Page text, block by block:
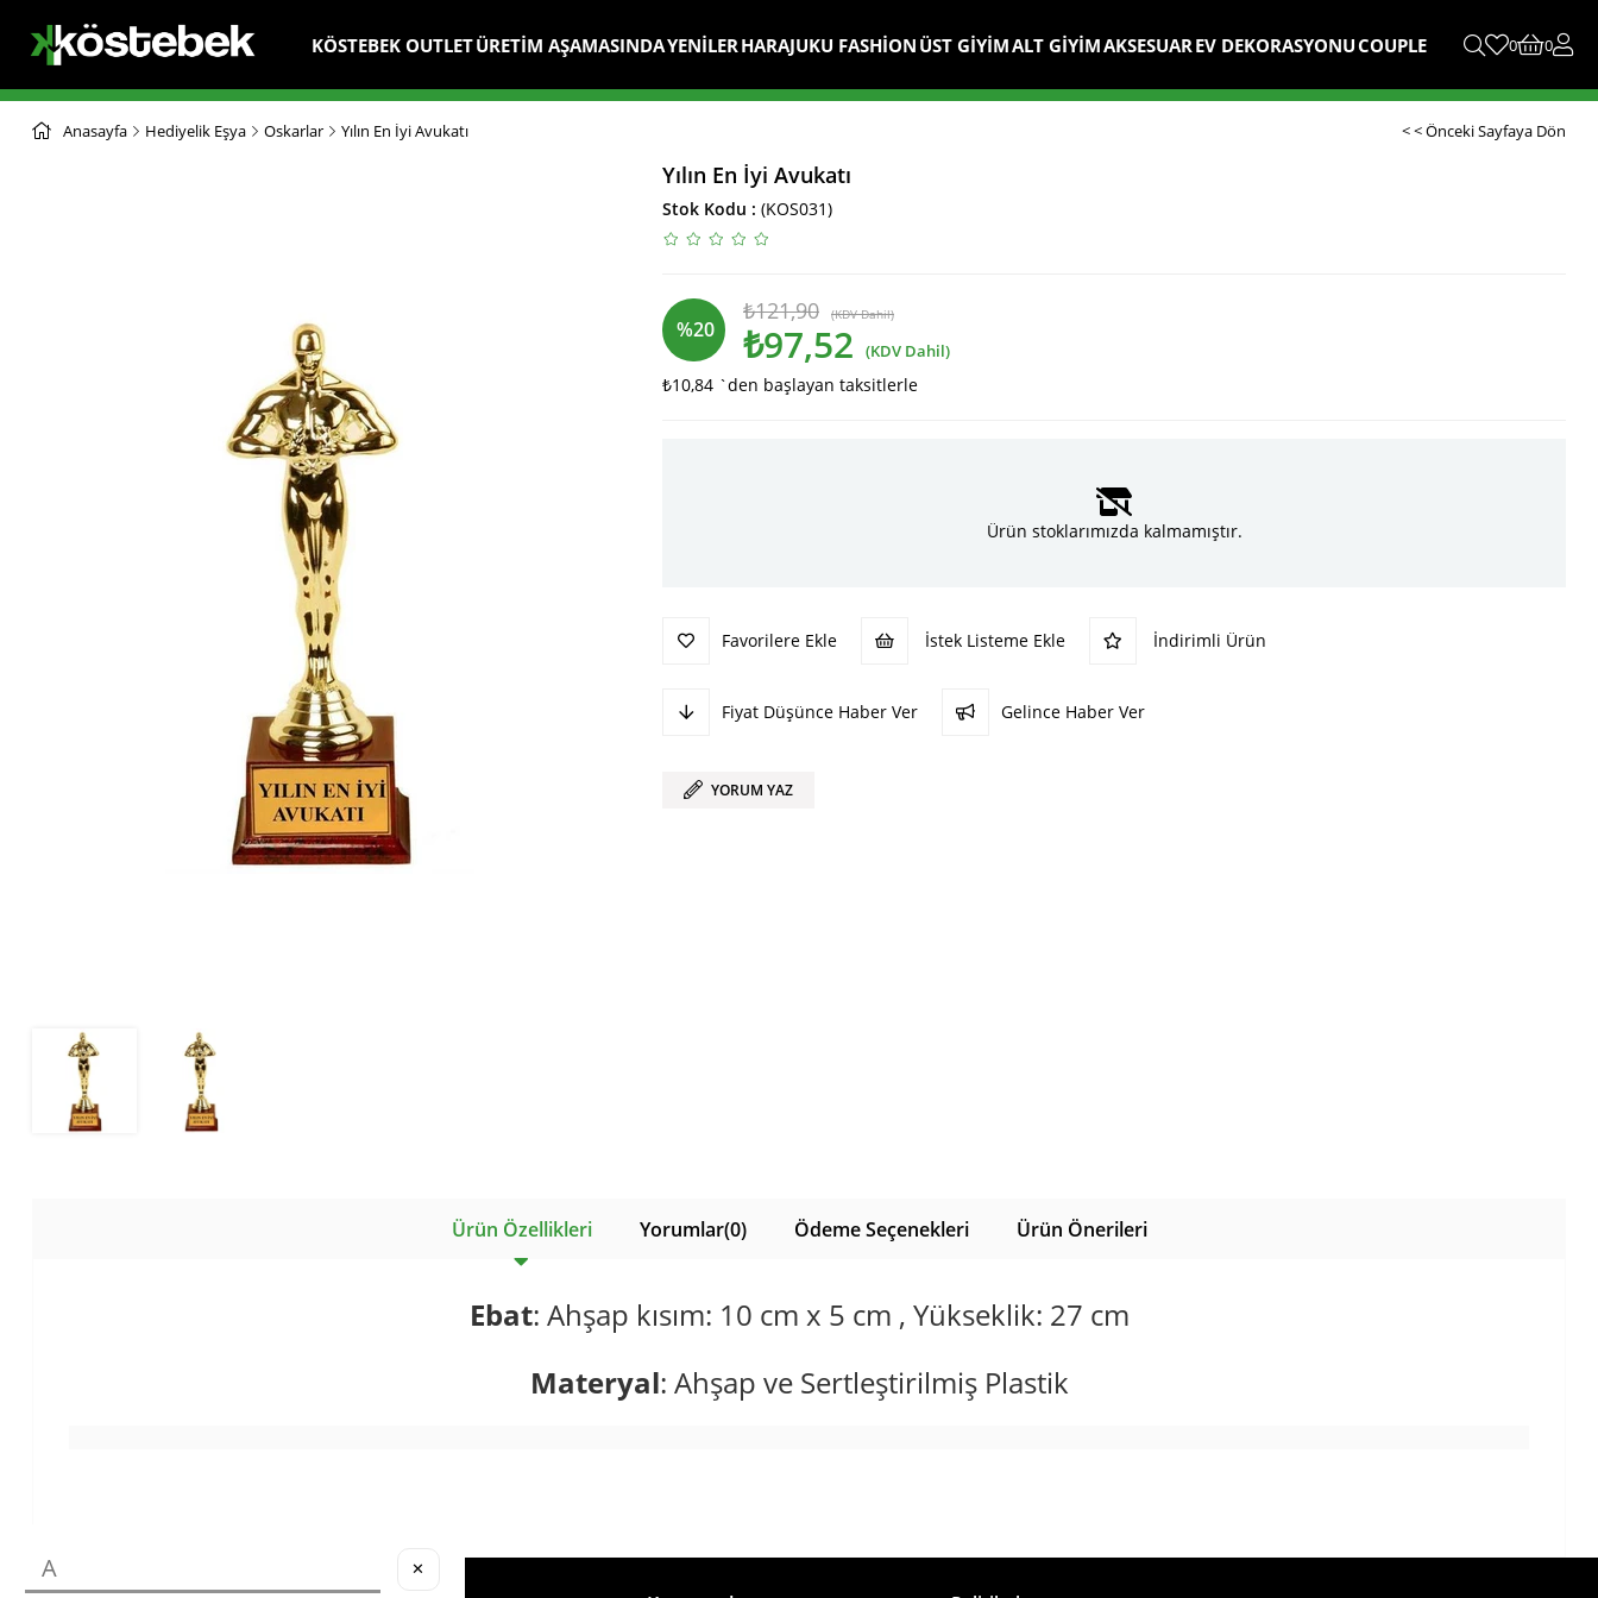
KÖSTEBEK OUTLETÜRETİM AŞAMASINDAYENİLER HARAJUKU FASHİON ÜST GİYİMALT GİYİMAKSESUAR EV DEKORASYONUCOUPLE 0 0
Anasayfa Hediyelik Eşya Oskarlar Yılın En İyi Avukatı < < Önceki Sayfaya Dön
Yılın En İyi Avukatı
Stok Kodu (KOS031)
%20
İndirim
₺121,90 (KDV Dahil)
₺97,52 (KDV Dahil)
₺10,84 `den başlayan taksitlerle
Ürün stoklarımızda kalmamıştır.
Favorilere Ekle İstek Listeme Ekle İndirimli Ürün
Fiyat Düşünce Haber Ver Gelince Haber Ver
YORUM YAZ
Ürün Özellikleri Yorumlar(0) Ödeme Seçenekleri Ürün Önerileri
Ebat: Ahşap kısım: 10 cm x 5 cm , Yükseklik: 27 cm
Materyal: Ahşap ve Sertleştirilmiş Plastik
✕